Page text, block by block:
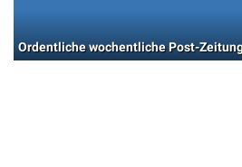
Ordentliche wochentliche Post-